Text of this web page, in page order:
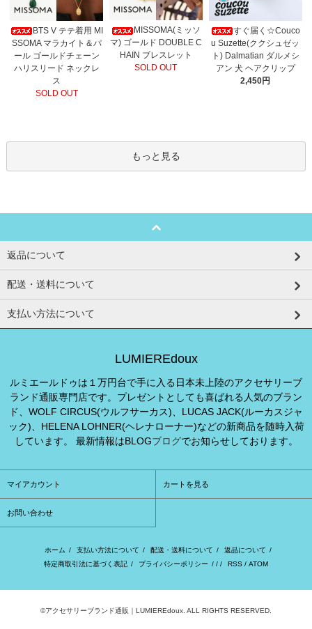
BTS V テテ着用 MI
SSOMA マラカイト＆パ
ール ゴールドチェーン
ハリスリード ネックレ
ス
SOLD OUT
MISSOMA(ミッソ
マ) ゴールド DOUBLE C
HAIN ブレスレット
SOLD OUT
すぐ届く☆Couco
u Suzette(ククシュゼッ
ト) Dalmatian ダルメシ
アン 犬 ヘアクリップ
2,450円
もっと見る
返品について
配送・送料について
支払い方法について
LUMIEREdoux
ルミエールドゥは１万円台で手に入る日本未上陸のアクセサリーブ
ランド通販専門店です。プレゼントとしても喜ばれる人気のブラン
ド、WOLF CIRCUS(ウルフサーカス)、LUCAS JACK(ルーカスジャ
ック)、HELENA LOHNER(ヘレナローナー)などの新商品を随時入荷
しています。 最新情報はBLOGブログでお知らせしております。
マイアカウント カートを見る
お問い合わせ
ホーム / 支払い方法について / 配送・送料について / 返品について /
特定商取引法に基づく表記 / プライバシーポリシー / / / RSS / ATOM
©アクセサリーブランド通販｜LUMIEREdoux. ALL RIGHTS RESERVED.